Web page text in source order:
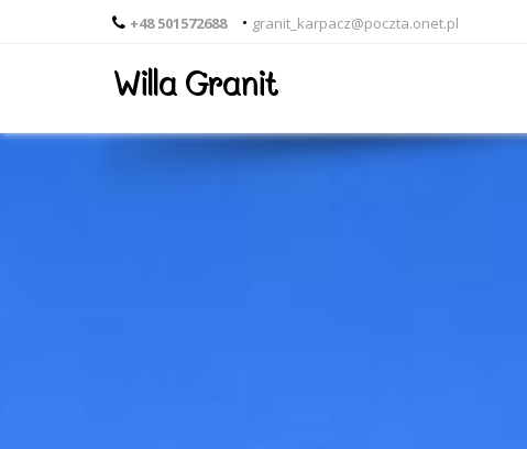
+48 501572688 • granit_karpacz@poczta.onet.pl
Willa Granit